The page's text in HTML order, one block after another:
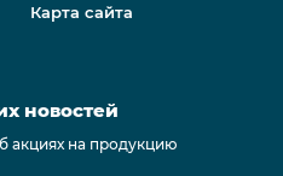
Карта сайта
новостей
акциях на продукцию